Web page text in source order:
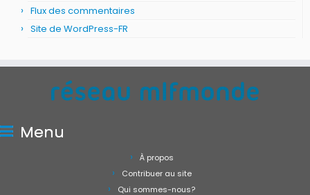
Flux des commentaires
Site de WordPress-FR
Menu
À propos
Contribuer au site
Qui sommes-nous?